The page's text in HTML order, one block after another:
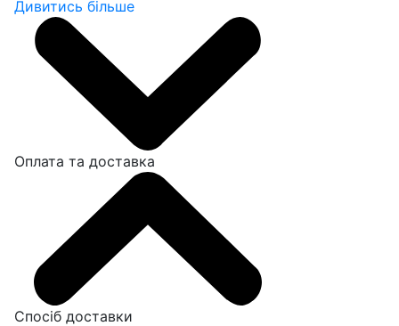
Дивитись більше
Оплата та доставка
Спосіб доставки